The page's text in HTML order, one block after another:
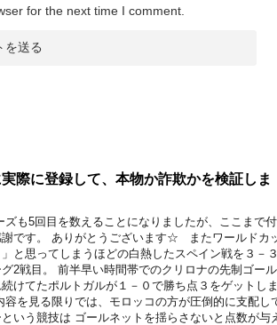
for the next time I comment.
際に登録して、本物か詐欺かを検証しま
も5回目を数えることになりましたが、ここまで付
謝です。 ありがとうございます☆ またワールドカ
と思ってしまうほどの白熱したスペイン戦を３－３
2戦目。 前半早い時間帯でのクリロナの先制ゴール
けてたポルトガルが１－０で勝ち点３をゲットしま
を見る限りでは、モロッコの方が圧倒的に支配し
いう競技は ゴールネットを揺らさないと点数が与